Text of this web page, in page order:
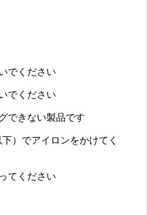
でください
でください
できない製品です
）でアイロンをかけてく
てください